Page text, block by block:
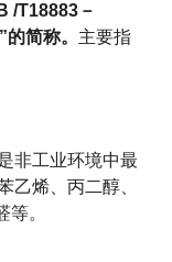
/T18883－
简称。 主要指
非工业环境中最
乙烯、丙二醇、
。